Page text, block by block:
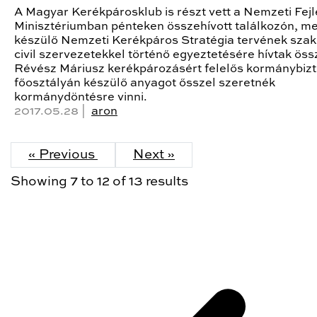
A Magyar Kerékpárosklub is részt vett a Nemzeti
Minisztériumban pénteken összehívott találkozón,
készülő Nemzeti Kerékpáros Stratégia tervének
civil szervezetekkel történő egyeztetésére hívtak
Révész Máriusz kerékpározásért felelős
főosztályán készülő anyagot ősszel szeretnék
kormánydöntésre vinni.
2017.05.28 | aron
« Previous Next »
Showing 7 to 12 of 13 results